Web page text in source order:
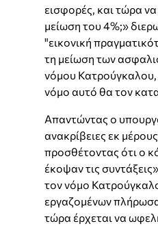
εισφορές, και τώρα
μείωση του 4%;»
"εικονική
τη μείωση των
νόμου Κατρούγκαλου,
νόμο αυτό θα τον
Απαντώντας ο
ανακρίβειες εκ
προσθέτοντας ότι ο
έκοψαν τις
τον νόμο
εργαζομένων
τώρα έρχεται να